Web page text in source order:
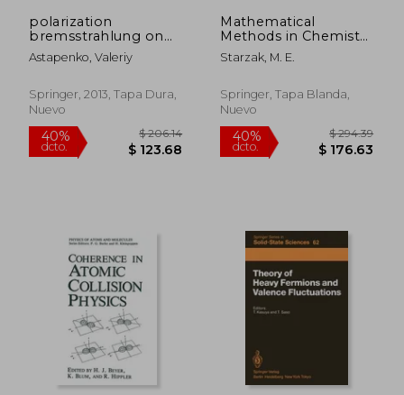
polarization
bremsstrahlung on
atoms, plasmas,
nanostructures and
Astapenko, Valeriy
Springer, 2013, Tapa Dura,
Nuevo
Mathematical
Methods in Chemistry
and Physics (en
Inglés)
Starzak, M. E.
Springer, Tapa Blanda,
Nuevo